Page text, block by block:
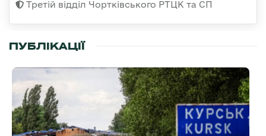
Третій відділ Чортківського РТЦК та СП
ПУБЛІКАЦІЇ